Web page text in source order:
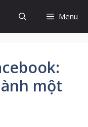
Menu
một